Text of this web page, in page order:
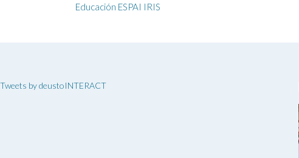
de
Educación ESPAI IRIS
Tweets by deustoINTERACT